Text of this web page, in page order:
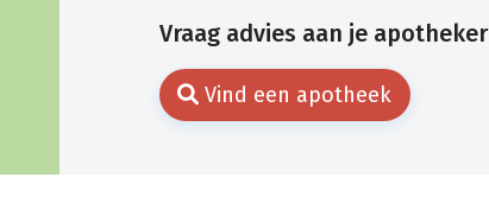
Vraag advies aan je apotheker
Vind een apotheek